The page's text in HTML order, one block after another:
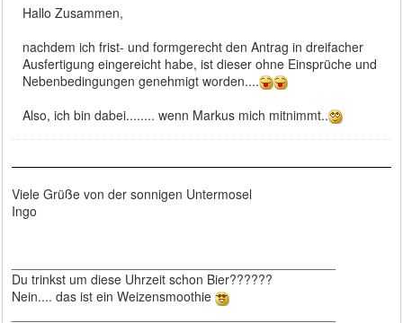
Hallo Zusammen,
nachdem ich frist- und formgerecht den Antrag in dreifacher
Ausfertigung eingereicht habe, ist dieser ohne Einsprüche und
Nebenbedingungen genehmigt worden....
Also, ich bin dabei........ wenn Markus mich mitnimmt..
Viele Grüße von der sonnigen Untermosel
Ingo
Du trinkst um diese Uhrzeit schon Bier??????
Nein.... das ist ein Weizensmoothie